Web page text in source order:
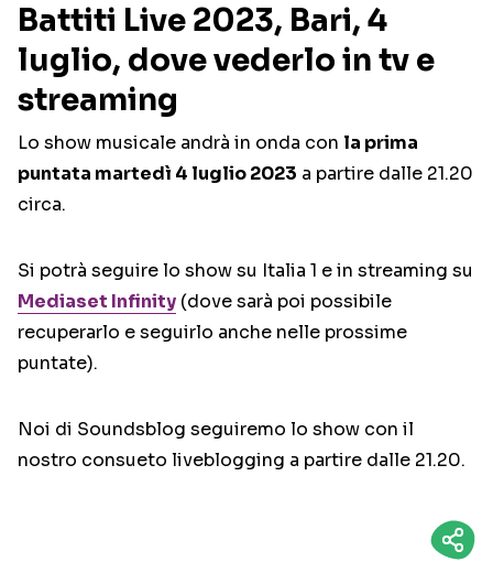
Battiti Live 2023, Bari, 4
luglio, dove vederlo in tv e
streaming
Lo show musicale andrà in onda con la prima
puntata martedì 4 luglio 2023 a partire dalle 21.20
circa.
Si potrà seguire lo show su Italia 1 e in streaming su
Mediaset Infinity (dove sarà poi possibile
recuperarlo e seguirlo anche nelle prossime
puntate).
Noi di Soundsblog seguiremo lo show con il
nostro consueto liveblogging a partire dalle 21.20.